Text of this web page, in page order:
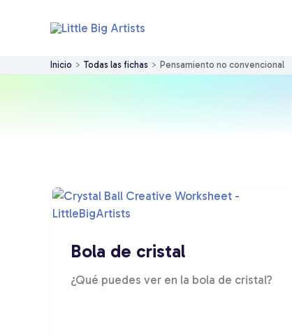
Inicio Todas las fichas Pensamiento no convencional
Bola de cristal
¿Qué puedes ver en la bola de cristal?